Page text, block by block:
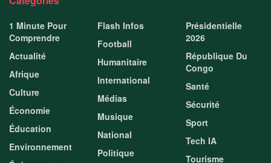
1 Minute Pour
Comprendre
Actualité
Afrique
Culture
Économie
Éducation
Environnement
Flash Infos
Football
Humanitaire
International
Médias
Musique
National
Politique
Présidentielle
2026
République Du
Congo
Santé
Sécurité
Sport
Tech IA
Tourisme